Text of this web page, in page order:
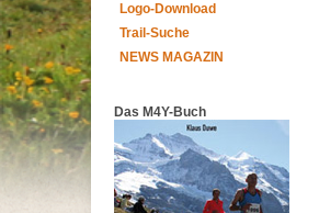
Logo-Download
Trail-Suche
NEWS MAGAZIN
Das M4Y-Buch